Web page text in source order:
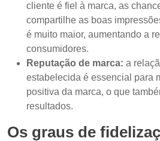
cliente é fiel à marca, as
compartilhe as boas
é muito maior, aumentando a
consumidores.
Reputação de marca: a
estabelecida é essencial para
positiva da marca, o que
resultados.
Os graus de